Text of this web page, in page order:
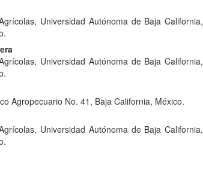
Universidad Autónoma de Baja California,
Universidad Autónoma de Baja California,
Agropecuario No. 41, Baja California, México.
Universidad Autónoma de Baja California,